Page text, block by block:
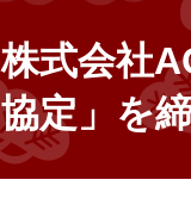
株式会社
協定」を